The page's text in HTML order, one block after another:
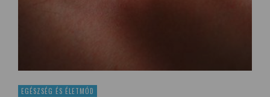
EGÉSZSÉG ÉS ÉLETMÓD